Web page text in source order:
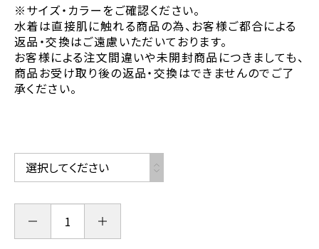
※サイズ・カラーをご確認ください。
水着は直接肌に触れる商品の為、お客様ご都合による
返品・交換はご遠慮いただいております。
お客様による注文間違いや未開封商品につきましても、
商品お受け取り後の返品・交換はできませんのでご了
承ください。